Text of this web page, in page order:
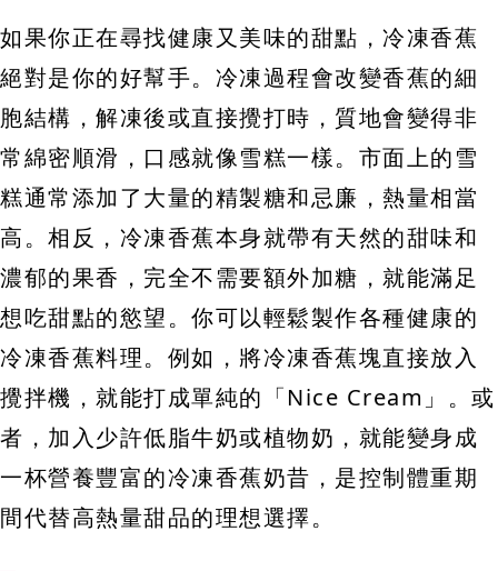
如果你正在尋找健康又美味的甜點，冷凍香蕉
絕對是你的好幫手。冷凍過程會改變香蕉的細
胞結構，解凍後或直接攪打時，質地會變得非
常綿密順滑，口感就像雪糕一樣。市面上的雪
糕通常添加了大量的精製糖和忌廉，熱量相當
高。相反，冷凍香蕉本身就帶有天然的甜味和
濃郁的果香，完全不需要額外加糖，就能滿足
想吃甜點的慾望。你可以輕鬆製作各種健康的
冷凍香蕉料理。例如，將冷凍香蕉塊直接放入
攪拌機，就能打成單純的「Nice Cream」。或
者，加入少許低脂牛奶或植物奶，就能變身成
一杯營養豐富的冷凍香蕉奶昔，是控制體重期
間代替高熱量甜品的理想選擇。